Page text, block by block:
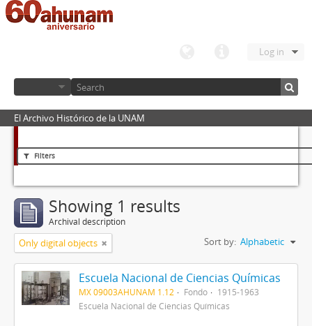
Log in
El Archivo Histórico de la UNAM
Filters
Showing 1 results
Archival description
Only digital objects Sort by: Alphabetic
Escuela Nacional de Ciencias Químicas
MX 09003AHUNAM 1.12 Fondo
1915-1963
Escuela Nacional de Ciencias Químicas